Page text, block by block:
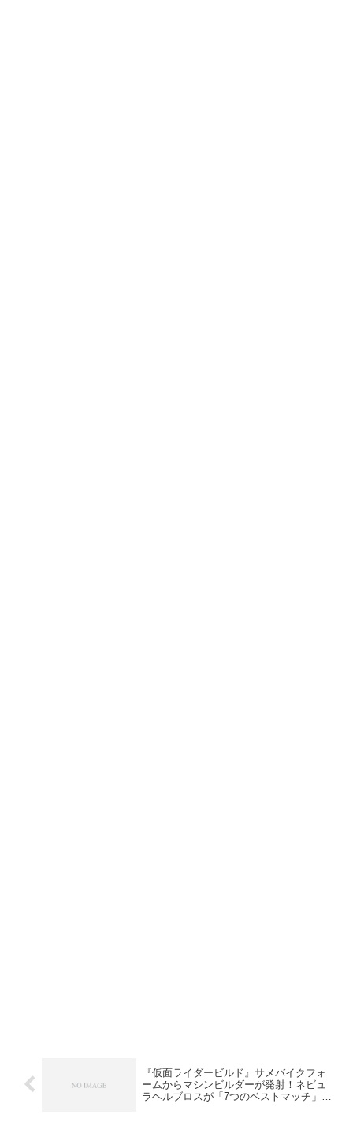
『仮面ライダービルド』サメバイクフォ
ームからマシンビルダーが発射！ネビュ
ラヘルブロスが「7つのベストマッチ」に